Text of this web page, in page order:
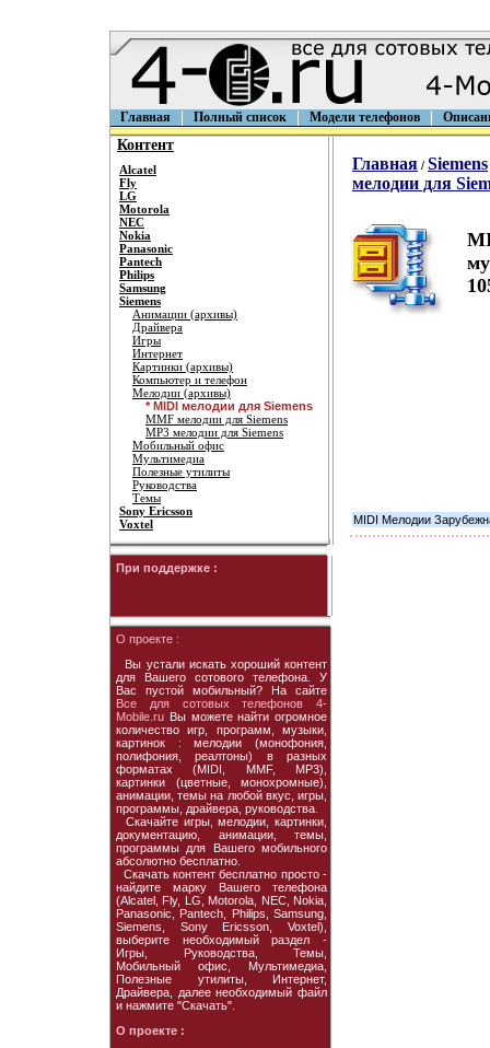
Главная Полный список Модели телефонов
Контент
Alcatel
Fly
LG
Motorola
NEC
Nokia
Panasonic
Pantech
Philips
Samsung
Siemens
Анимации (архивы)
Драйвера
Игры
Интернет
Картинки (архивы)
Компьютер и телефон
Мелодии (архивы)
* MIDI мелодии для Siemens
MMF мелодии для Siemens
MP3 мелодии для Siemens
Мобильный офис
Мультимедиа
Полезные утилиты
Руководства
Темы
Sony Ericsson
Voxtel
При поддержке :
О проекте :
Вы устали искать хороший контент
для Вашего сотового телефона. У
Вас пустой мобильный? На сайте
Все для сотовых телефонов 4-
Mobile.ru Вы можете найти огромное
количество игр, программ, музыки,
картинок : мелодии (монофония,
полифония, реалтоны) в разных
форматах (MIDI, MMF, MP3),
картинки (цветные, монохромные),
анимации, темы на любой вкус, игры,
программы, драйвера, руководства.
Скачайте игры, мелодии, картинки,
документацию, анимации, темы,
программы для Вашего мобильного
абсолютно бесплатно.
Скачать контент бесплатно просто -
найдите марку Вашего телефона
(Alcatel, Fly, LG, Motorola, NEC, Nokia,
Panasonic, Pantech, Philips, Samsung,
Siemens, Sony Ericsson, Voxtel),
выберите необходимый раздел -
Игры, Руководства, Темы,
Мобильный офис, Мультимедиа,
Полезные утилиты, Интернет,
Драйвера, далее необходимый файл
и нажмите "Скачать".
О проекте :
Главная / Siemens
мелодии для
MIDI Мелодии